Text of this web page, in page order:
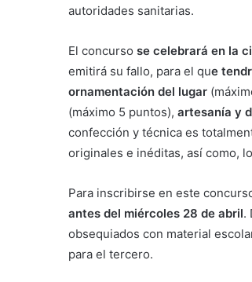
autoridades sanitarias.
El concurso se celebrará en la
emitirá su fallo, para el que
ornamentación del lugar
(máximo 5 puntos), artesanía y
confección y técnica es
originales e inéditas, así como,
Para inscribirse en este
antes del miércoles 28 de abril.
obsequiados con material
para el tercero.